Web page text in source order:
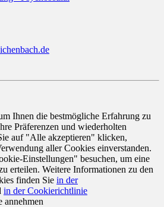
Ihnen die bestmögliche Erfahrung zu
Präferenzen und wiederholten
auf "Alle akzeptieren" klicken,
aller Cookies einverstanden.
Einstellungen" besuchen, um eine
erteilen. Weitere Informationen zu den
finden Sie in der
in der Cookierichtlinie
annehmen